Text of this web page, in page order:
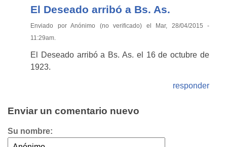
El Deseado arribó a Bs. As.
Enviado por Anónimo (no verificado) el Mar, 28/04/2015 -
11:29am.
El Deseado arribó a Bs. As. el 16 de octubre de
1923.
responder
Enviar un comentario nuevo
Su nombre: